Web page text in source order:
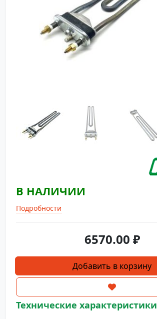
В НАЛИЧИИ
Подробности
6570.00 ₽
Количество
товара
A0008
Добавить в корзину
Технические характеристики